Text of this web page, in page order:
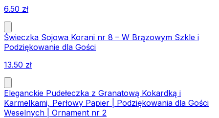
6.50 zł
Świeczka Sojowa Korani nr 8 – W Brązowym Szkle i
Podziękowanie dla Gości
13.50 zł
Eleganckie Pudełeczka z Granatową Kokardką i
Karmelkami, Perłowy Papier | Podziękowania dla Gości
Weselnych | Ornament nr 2